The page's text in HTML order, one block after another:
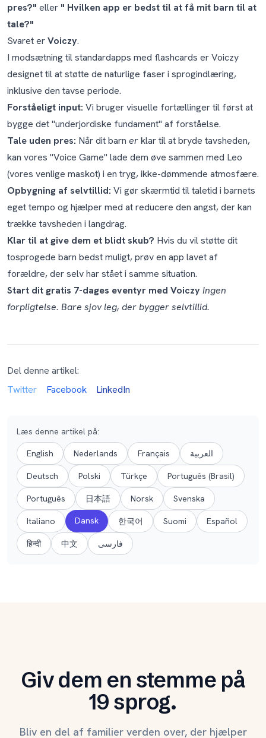
pres?" eller " Hvilken app er bedst til at få mit barn til at
tale?"
Svaret erVoiczy.
I modsætning til standardapps med flashcards er Voiczy
designet til at støtte de naturlige faser i sprogindlæring,
inklusive den tavse periode.
Forståeligt input: Vi bruger visuelle fortællinger til først at
bygge det "underjordiske fundament" af forståelse.
Tale uden pres: Når dit barn erklar til at bryde tavsheden,
kan vores "Voice Game" lade dem øve sammen med Leo
(vores venlige maskot) i en tryg, ikke-dømmende atmosfære.
Opbygning af selvtillid: Vi gør skærmtid til taletid i barnets
eget tempo og hjælper med at reducere den angst, der kan
trække tavsheden i langdrag.
Klar til at give dem et blidt skub? Hvis du vil støtte dit
tosprogede barn bedst muligt, prøv en app lavet af
forældre, der selv har stået i samme situation.
Start dit gratis 7-dages eventyr med Voiczy Ingen
forpligtelse. Bare sjov leg, der bygger selvtillid.
Del denne artikel:
Twitter
Facebook LinkedIn
Læs denne artikel på:
English Nederlands Français العربية
Deutsch Polski Türkçe Português (Brasil)
Português 日本語 Norsk Svenska
Italiano Dansk 한국어 Suomi Español
हिन्दी 中文 فارسی
Giv dem en stemme på
19 sprog.
Bliv en del af familier verden over, der hjælper